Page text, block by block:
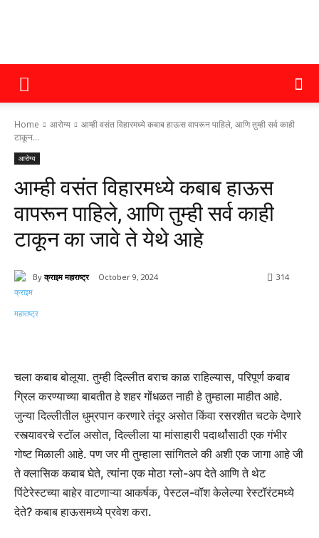
क्राइम
महाराष्ट्र
Home आरोग्य
आम्ही वसंत विहारमध्ये कबाब हाऊस वापरून पाहिले, आणि तुम्ही सर्व काही
टाकून...
आरोग्य
आम्ही वसंत विहारमध्ये कबाब हाऊस
वापरून पाहिले, आणि तुम्ही सर्व काही
टाकून का जावे ते येथे आहे
By क्राइम महाराष्ट्र October 9, 2024 314
चला कबाब बोलूया. तुम्ही दिल्लीत बराच काळ राहिल्यास, परिपूर्ण कबाब
ग्रिल करण्याच्या बाबतीत हे शहर गोंधळत नाही हे तुम्हाला माहीत आहे.
जुन्या दिल्लीतील धुम्रपान करणारे तंदूर असोत किंवा रसरशीत चटके देणारे
रस्त्यावरचे स्टॉल असोत, दिल्लीला या मांसाहारी पदार्थांसाठी एक गंभीर
गोष्ट मिळाली आहे. पण जर मी तुम्हाला सांगितले की अशी एक जागा आहे जी
ते क्लासिक कबाब घेते, त्यांना एक मोठा ग्लो-अप देते आणि ते थेट
पिंटेरेस्टच्या बाहेर वाटणाऱ्या आकर्षक, पेस्टल-वॉश केलेल्या रेस्टॉरंटमध्ये
देते? कबाब हाऊसमध्ये प्रवेश करा.